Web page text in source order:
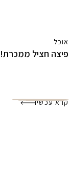
אוכל
פיצה חציל ממכרת!
קרא עכשיו